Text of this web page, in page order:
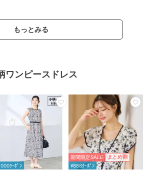
もっとみる
ワンピースドレス
ｸｰﾎﾟﾝ
期間限定SALE まとめ割
¥888ｸｰﾎﾟﾝ